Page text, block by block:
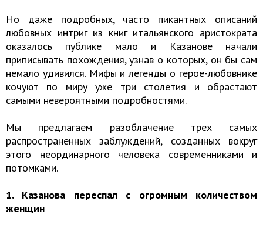
Но даже подробных, часто пикантных описаний
любовных интриг из книг итальянского аристократа
оказалось публике мало и Казанове начали
приписывать похождения, узнав о которых, он бы сам
немало удивился. Мифы и легенды о герое-любовнике
кочуют по миру уже три столетия и обрастают
самыми невероятными подробностями.
Мы предлагаем разоблачение трех самых
распространенных заблуждений, созданных вокруг
этого неординарного человека современниками и
потомками.
1. Казанова переспал с огромным количеством
женщин